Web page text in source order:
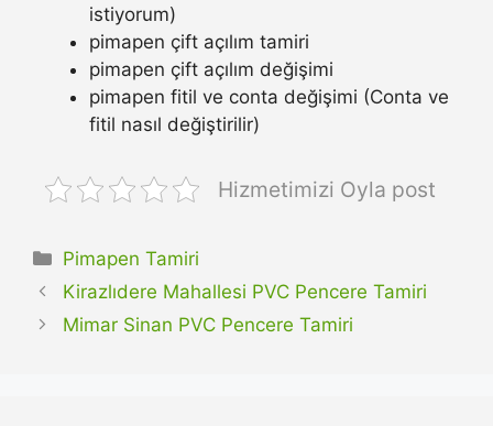
istiyorum)
pimapen çift açılım tamiri
pimapen çift açılım değişimi
pimapen fitil ve conta değişimi (Conta ve
fitil nasıl değiştirilir)
Hizmetimizi Oyla post
Kategoriler
Pimapen Tamiri
Kirazlıdere Mahallesi PVC Pencere Tamiri
Mimar Sinan PVC Pencere Tamiri